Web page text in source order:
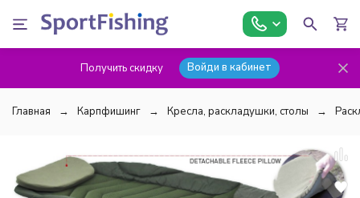
Получить скидку Войди в кабинет
Главная Карпфишинг Кресла, раскладушки, столы